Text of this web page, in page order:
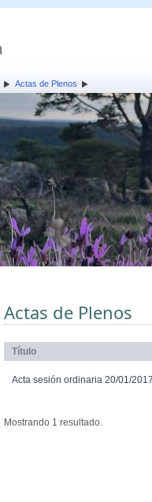
Actas de Plenos
Actas de Plenos
Título
Acta sesión ordinaria 20/01/
Mostrando 1 resultado.